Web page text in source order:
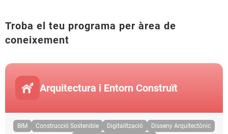
Troba el teu programa per àrea de
coneixement
Arquitectura i Entorn Construït
BIM Construcció Sostenible Digitalització
Disseny Arquitectònic